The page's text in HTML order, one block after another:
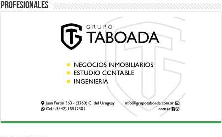
Profesionales